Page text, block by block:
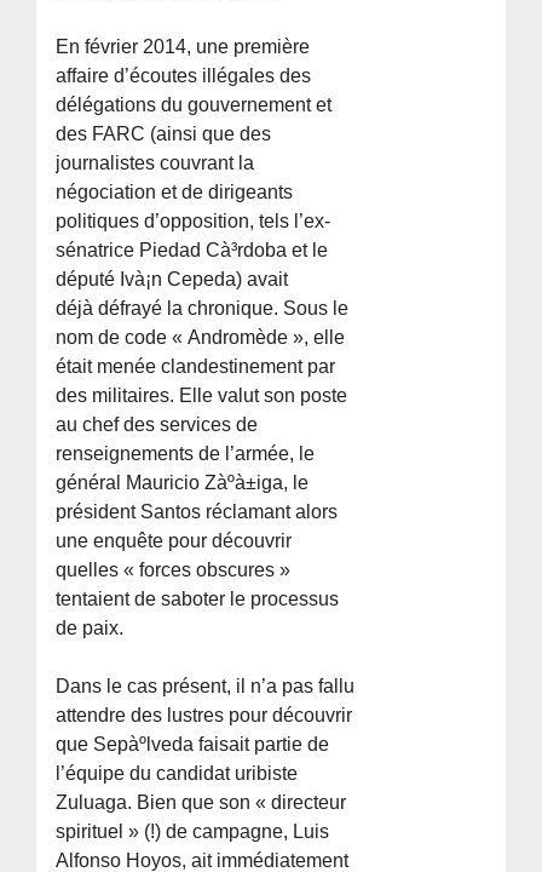
En février 2014, une première
affaire d’écoutes illégales des
délégations du gouvernement et
des FARC (ainsi que des
journalistes couvrant la
négociation et de dirigeants
politiques d’opposition, tels l’ex-
sénatrice Piedad Cà³rdoba et le
député Ivà¡n Cepeda) avait
déjà défrayé la chronique. Sous le
nom de code « Andromède », elle
était menée clandestinement par
des militaires. Elle valut son poste
au chef des services de
renseignements de l’armée, le
général Mauricio Zàºà±iga, le
président Santos réclamant alors
une enquête pour découvrir
quelles « forces obscures »
tentaient de saboter le processus
de paix.
Dans le cas présent, il n’a pas fallu
attendre des lustres pour découvrir
que Sepàºlveda faisait partie de
l’équipe du candidat uribiste
Zuluaga. Bien que son « directeur
spirituel » (!) de campagne, Luis
Alfonso Hoyos, ait immédiatement